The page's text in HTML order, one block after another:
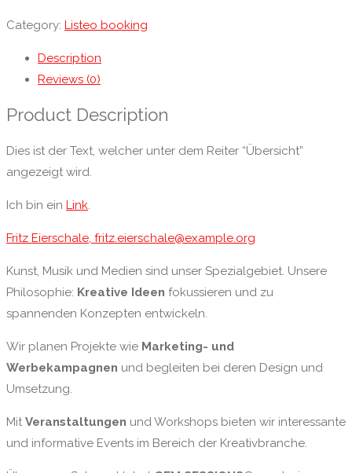
Category: Listeo booking
Description
Reviews (0)
Product Description
Dies ist der Text, welcher unter dem Reiter “Übersicht”
angezeigt wird.
Ich bin ein Link.
Fritz Eierschale, fritz.eierschale@example.org
Kunst, Musik und Medien sind unser Spezialgebiet. Unsere
Philosophie: Kreative Ideen fokussieren und zu
spannenden Konzepten entwickeln.
Wir planen Projekte wie Marketing- und
Werbekampagnen und begleiten bei deren Design und
Umsetzung.
Mit Veranstaltungen und Workshops bieten wir interessante
und informative Events im Bereich der Kreativbranche.